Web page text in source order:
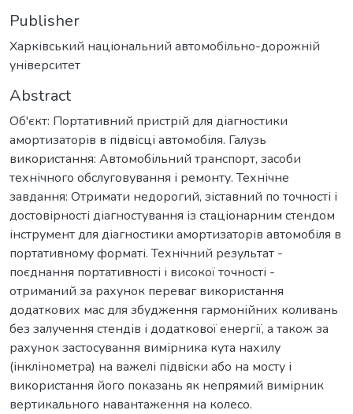
Publisher
Харківський національний автомобільно-дорожній
університет
Abstract
Об'єкт: Портативний пристрій для діагностики
амортизаторів в підвісці автомобіля. Галузь
використання: Автомобільний транспорт, засоби
технічного обслуговування і ремонту. Технічне
завдання: Отримати недорогий, зіставний по точності і
достовірності діагностування із стаціонарним стендом
інструмент для діагностики амортизаторів автомобіля в
портативному форматі. Технічний результат -
поєднання портативності і високої точності -
отриманий за рахунок переваг використання
додаткових мас для збудження гармонійних коливань
без залучення стендів і додаткової енергії, а також за
рахунок застосування вимірника кута нахилу
(інклінометра) на важелі підвіски або на мосту і
використання його показань як непрямий вимірник
вертикального навантаження на колесо.